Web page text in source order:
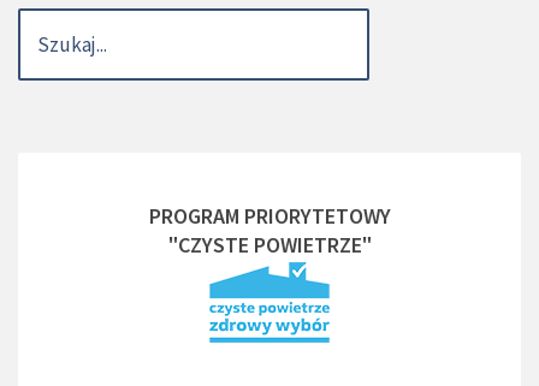
PROGRAM PRIORYTETOWY
"CZYSTE POWIETRZE"